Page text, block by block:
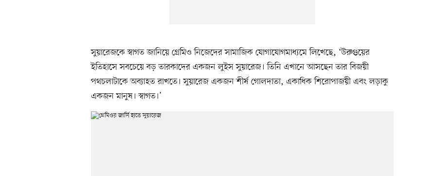
সুয়ারেজকে স্বাগত জানিয়ে গ্রেমিও নিজেদের সামাজিক যোগাযোগমাধ্যমে লিখেছে, ‘উরুগুয়ের
ইতিহাসে সবচেয়ে বড় তারকাদের একজন লুইস সুয়ারেজ। তিনি এখানে আসছেন তার বিজয়ী
পথচলাটাকে অব্যাহত রাখতে। সুয়ারেজ একজন শীর্ষ গোলদাতা, একাধিক শিরোপাজয়ী এবং লড়াকু
একজন মানুষ। স্বাগত।’